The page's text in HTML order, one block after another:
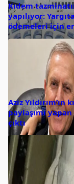
Kıdem
yapılıyor:
ödemeleri için
Aziz
paylaşımı
çıktı